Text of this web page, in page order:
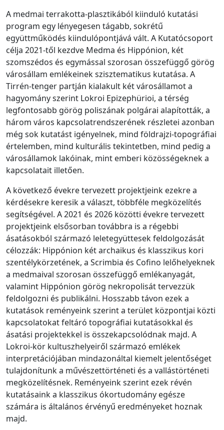
A medmai terrakotta-plasztikából kiinduló kutatási
program egy lényegesen tágabb, sokrétű
együttműködés kiindulópontjává vált. A Kutatócsoport
célja 2021-től kezdve Medma és Hippónion, két
szomszédos és egymással szorosan összefüggő görög
városállam emlékeinek szisztematikus kutatása. A
Tirrén-tenger partján kialakult két városállamot a
hagyomány szerint Lokroi Epizephürioi, a térség
legfontosabb görög poliszának polgárai alapították, a
három város kapcsolatrendszerének részletei azonban
még sok kutatást igényelnek, mind földrajzi-topográfiai
értelemben, mind kulturális tekintetben, mind pedig a
városállamok lakóinak, mint emberi közösségeknek a
kapcsolatait illetően.
A következő évekre tervezett projektjeink ezekre a
kérdésekre keresik a választ, többféle megközelítés
segítségével. A 2021 és 2026 közötti évekre tervezett
projektjeink elsősorban továbbra is a régebbi
ásatásokból származó leletegyüttesek feldolgozását
célozzák: Hippónion két archaikus és klasszikus kori
szentélykörzetének, a Scrimbia és Cofino lelőhelyeknek
a medmaival szorosan összefüggő emlékanyagát,
valamint Hippónion görög nekropolisát tervezzük
feldolgozni és publikálni. Hosszabb távon ezek a
kutatások reményeink szerint a terület központjai közti
kapcsolatokat feltáró topográfiai kutatásokkal és
ásatási projektekkel is összekapcsolódnak majd. A
Lokroi-kör kultuszhelyeiről származó emlékek
interpretációjában mindazonáltal kiemelt jelentőséget
tulajdonítunk a művészettörténeti és a vallástörténeti
megközelítésnek. Reményeink szerint ezek révén
kutatásaink a klasszikus ókortudomány egésze
számára is általános érvényű eredményeket hoznak
majd.